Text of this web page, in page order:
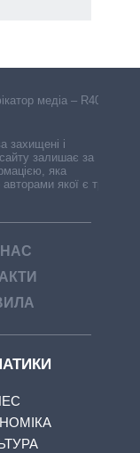
медіа – R40-
захищені і
залишає за
яка
якої є треті